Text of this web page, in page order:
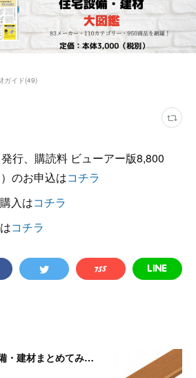
ガイド(49)
行、購読料 ビューアー版8,800
のお申込はコチラ
入はコチラ
コチラ
勝手に比較！住宅の設備・建材まとめてみました！～見切り材編